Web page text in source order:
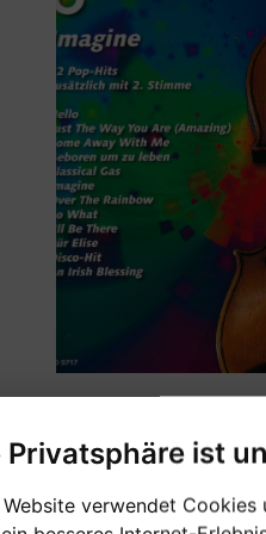
Privatsphäre ist
Website verwendet
12 Pop-Hits